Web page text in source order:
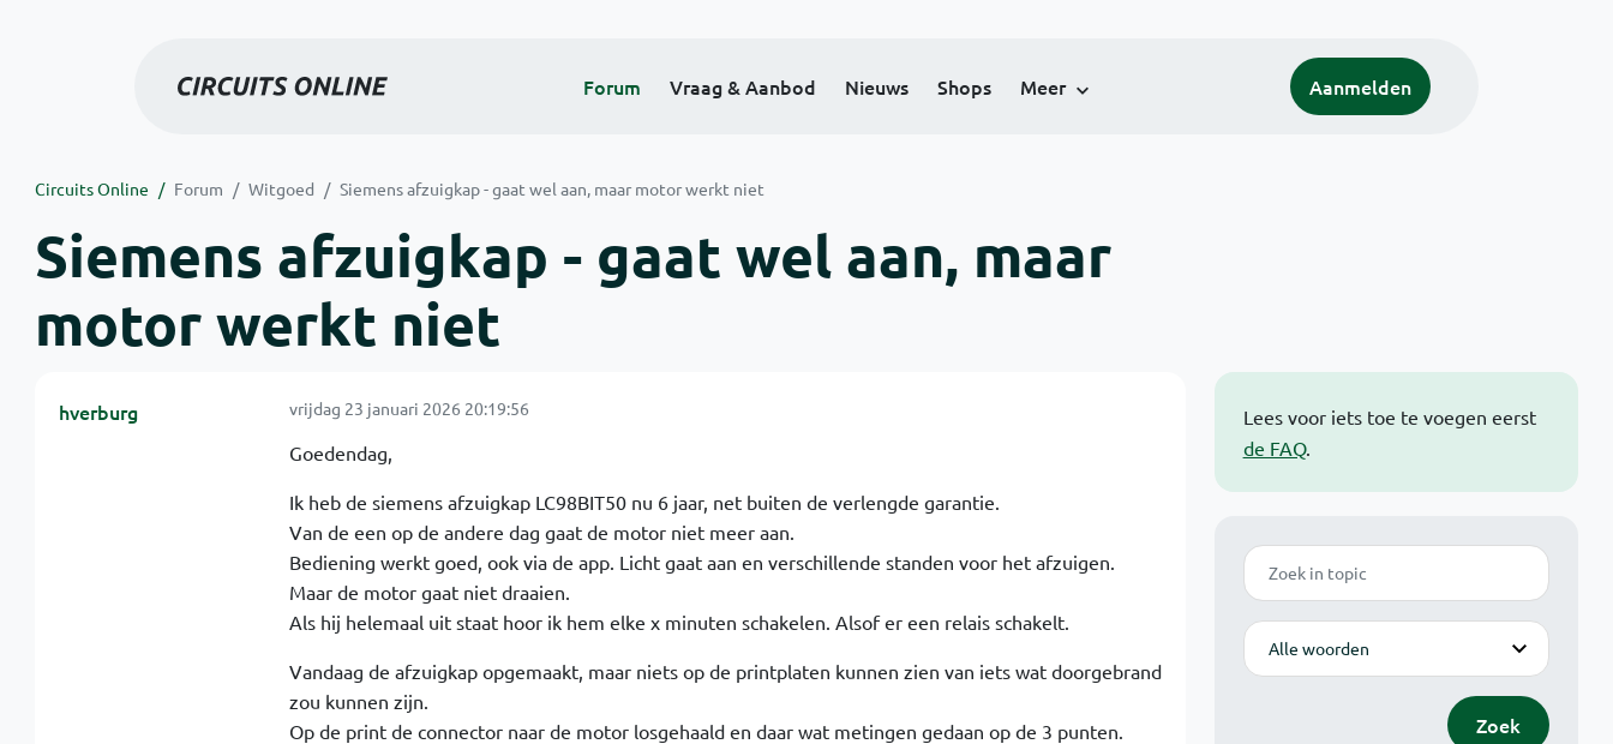
Forum Vraag & Aanbod Nieuws Shops Meer Aanmelden
Circuits Online Forum Witgoed Siemens afzuigkap - gaat wel aan, maar motor werkt niet
Siemens afzuigkap - gaat wel aan, maar
motor werkt niet
Lees voor iets toe te voegen eerst
de FAQ.
Zoek
Modus
Zoek
hverburg vrijdag 23 januari 2026 20:19:56
Goedendag,
Ik heb de siemens afzuigkap LC98BIT50 nu 6 jaar, net buiten de verlengde garantie.
Van de een op de andere dag gaat de motor niet meer aan.
Bediening werkt goed, ook via de app. Licht gaat aan en verschillende standen voor het afzuigen.
Maar de motor gaat niet draaien.
Als hij helemaal uit staat hoor ik hem elke x minuten schakelen. Alsof er een relais schakelt.
Vandaag de afzuigkap opgemaakt, maar niets op de printplaten kunnen zien van iets wat doorgebrand
zou kunnen zijn.
Op de print de connector naar de motor losgehaald en daar wat metingen gedaan op de 3 punten.